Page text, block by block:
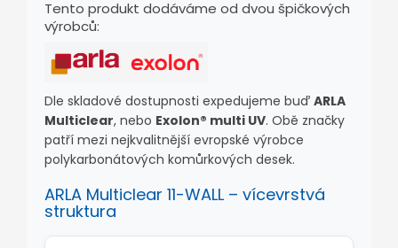
Tento produkt dodáváme od dvou špičkových
výrobců:
Dle skladové dostupnosti expedujeme buď ARLA
Multiclear, nebo Exolon® multi UV. Obě značky
patří mezi nejkvalitnější evropské výrobce
polykarbonátových komůrkových desek.
ARLA Multiclear 11-WALL – vícevrstvá
struktura